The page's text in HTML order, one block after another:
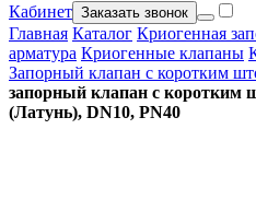
Кабинет Заказать звонок
Главная Каталог Криогенная
арматура Криогенные клапаны
Запорный клапан с коротким
запорный клапан c коротким
(Латунь), DN10, PN40